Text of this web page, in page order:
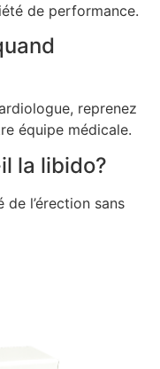
de performance.
reprenez
équipe médicale.
la libido?
l’érection sans